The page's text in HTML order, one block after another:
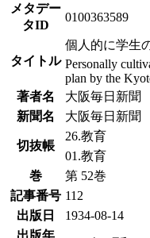
メタデー
タID
0100363589
タイトル
個人的に学生
Personally
plan by the
著者名
大阪毎日新聞
新聞名
大阪毎日新聞
切抜帳
26.教育
01.教育
巻
第 52巻
記事番号 112
出版日
1934-08-14
出版年